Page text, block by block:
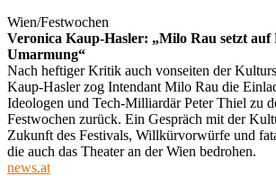
Wien/Festwochen
Veronica Kaup-Hasler: „Milo Rau setzt
Umarmung“
Nach heftiger Kritik auch vonseiten der
Kaup-Hasler zog Intendant Milo Rau die
Ideologen und Tech-Milliardär Peter Thiel zu
Festwochen zurück. Ein Gespräch mit der
Zukunft des Festivals, Willkürvorwürfe und
die auch das Theater an der Wien bedrohen.
news.at